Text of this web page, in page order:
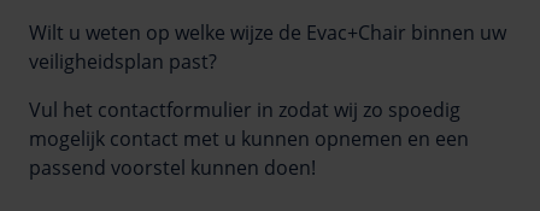
Wilt u weten op welke wijze de Evac+Chair binnen uw
veiligheidsplan past?
Vul het contactformulier in zodat wij zo spoedig
mogelijk contact met u kunnen opnemen en een
passend voorstel kunnen doen!